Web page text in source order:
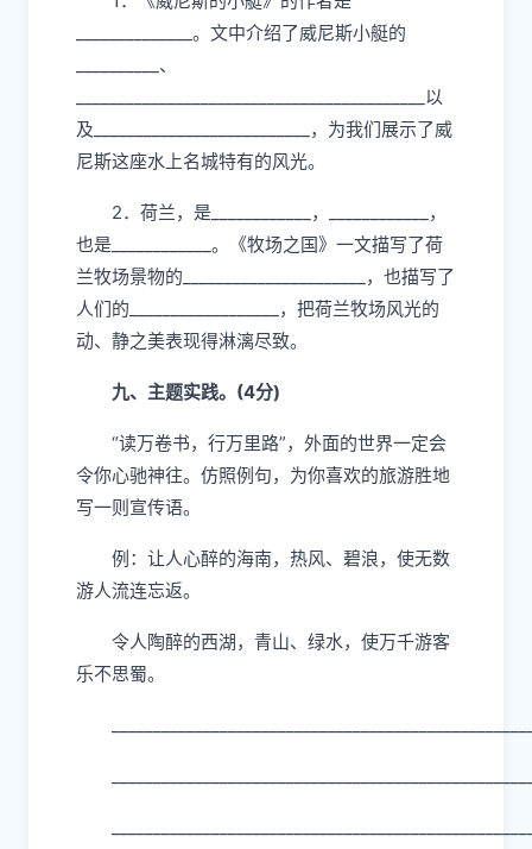
__________________________，
__________________________。
八、根据课文内容填空。(9分)
______________。文中介绍了威尼斯小艇的
__________、
__________________________________________以
及__________________________，为我们展示了威
尼斯这座水上名城特有的风光。
2．荷兰，是____________，____________，
兰牧场景物的______________________，也描写了
人们的__________________，把荷兰牧场风光的
动、静之美表现得淋漓尽致。
九、主题实践。(4分)
令你心驰神往。仿照例句，为你喜欢的旅游胜地
写一则宣传语。
例：让人心醉的海南，热风、碧浪，使无数